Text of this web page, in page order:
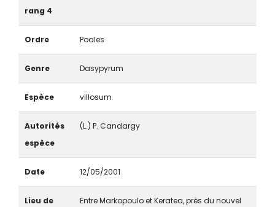
rang 4
Ordre Poales
Genre Dasypyrum
Espèce villosum
Autorités
espèce
(L.) P. Candargy
Date 12/05/2001
Lieu de
Entre Markopoulo et Keratea, près du nouvel